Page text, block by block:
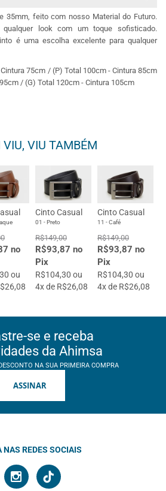
35mm, feito com nosso Material do Futuro.
qualquer look com um toque sofisticado.
é uma escolha excelente para qualquer
75cm / (P) Total 100cm - Cintura 85cm
/ (G) Total 120cm - Cintura 105cm
VIU, VIU TAMBÉM
no
ou
Cinto Casual
01 - Preto
R$149,00
R$93,87 no
Pix
R$104,30 ou
4x de R$26,08
Cinto Casual
11 - Café
R$149,00
R$93,87 no
Pix
R$104,30 ou
4x de R$26,08
se e receba
da Ahimsa
NA SUA PRIMEIRA COMPRA
ASSINAR
NAS REDES SOCIAIS